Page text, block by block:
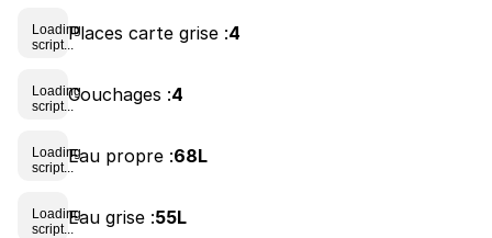
Loading
script...
Places carte grise :4
Loading
script...
Couchages :4
Loading
script...
Eau propre :68L
Loading
script...
Eau grise :55L